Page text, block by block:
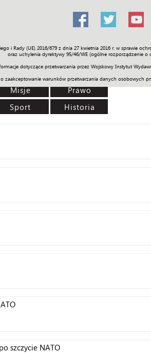
i Rady (UE) 2016/679 z dnia 27 kwietnia 2016 r. w sprawie
oraz uchylenia dyrektywy 95/46/WE (ogólne rozporządzenie o
dotyczące przetwarzania przez Wojskowy Instytut
o zaakceptowanie warunków przetwarzania danych osobowych
Świat Społeczność Sport Historia
Misje
Prawo
Sport Historia
szczycie NATO